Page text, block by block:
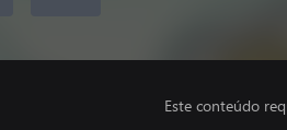
Este conteúdo